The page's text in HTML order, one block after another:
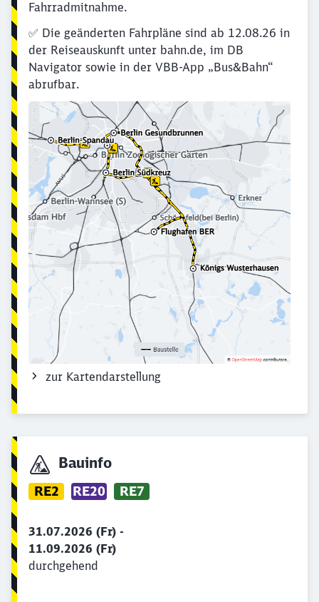
Fahrradmitnahme.
✅ Die geänderten Fahrpläne sind ab 12.08.26 in
der Reiseauskunft unter bahn.de, im DB
Navigator sowie in der VBB-App „Bus&Bahn“
abrufbar.
zur Kartendarstellung
Bauinfo
RE2 RE20 RE7
31.07.2026 (Fr) -
11.09.2026 (Fr)
durchgehend